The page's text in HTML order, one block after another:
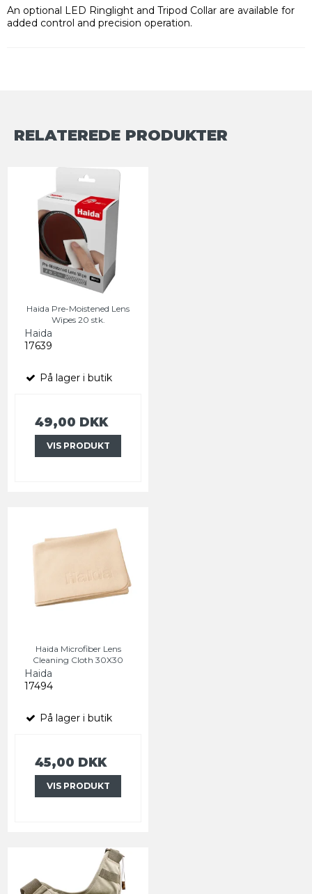
An optional LED Ringlight and Tripod Collar are available for
added control and precision operation.
RELATEREDE PRODUKTER
Haida Pre-Moistened Lens
Wipes 20 stk.
Haida
17639
På lager i butik
49,00 DKK
VIS PRODUKT
Haida Microfiber Lens
Cleaning Cloth 30X30
Haida
17494
På lager i butik
45,00 DKK
VIS PRODUKT